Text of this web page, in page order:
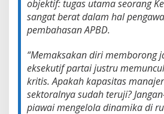
u
s
i
u
a
n
S
e
objektif: tugas utama seorang
sangat berat dalam hal
pembahasan APBD.
“Memaksakan diri memborong
eksekutif partai justru
kritis. Apakah kapasitas
sektoralnya sudah teruji?
piawai mengelola dinamika di